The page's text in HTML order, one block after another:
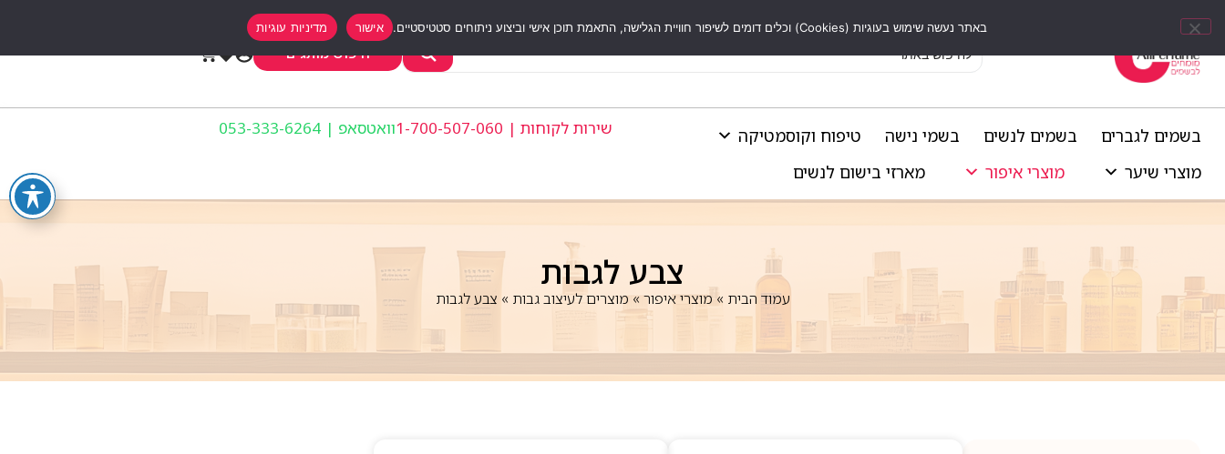
חיפוש מותגים
בשמים לגברים בשמים לנשים בשמי נישה
טיפוח וקוסמטיקה
מוצרי שיער
מוצרי איפור מארזי בישום לנשים
שירות לקוחות | 1-700-507-060 וואטסאפ | 053-333-6264
צבע לגבות
עמוד הבית » מוצרי איפור»מוצרים לעיצוב גבות » צבע לגבות
באתר נעשה שימוש בעוגיות (Cookies) וכלים דומים לשיפור חוויית הגלישה, התאמת תוכן אישי וביצוע ניתוחים סטטיסטיים. אישור מדיניות עוגיות